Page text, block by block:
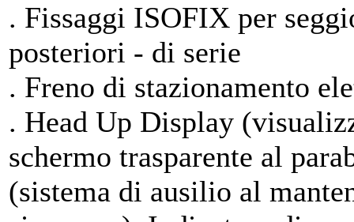
. Fissaggi ISOFIX per
posteriori - di serie
. Freno di stazionamento
. Head Up Display
schermo trasparente al
(sistema di ausilio al